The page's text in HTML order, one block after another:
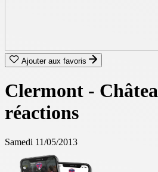
Ajouter aux favoris
Clermont -
réactions
Samedi 11/05/2013